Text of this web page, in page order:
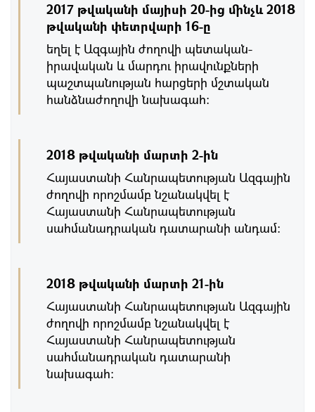
2017 թվականի մայիսի 20-ից մինչև 2018
թվականի փետրվարի 16-ը
եղել է Ազգային ժողովի պետական-
իրավական և մարդու իրավունքների
պաշտպանության հարցերի մշտական
հանձնաժողովի նախագահ:
2018 թվականի մարտի 2-ին
Հայաստանի Հանրապետության Ազգային
ժողովի որոշմամբ նշանակվել է
Հայաստանի Հանրապետության
սահմանադրական դատարանի անդամ:
2018 թվականի մարտի 21-ին
Հայաստանի Հանրապետության Ազգային
ժողովի որոշմամբ նշանակվել է
Հայաստանի Հանրապետության
սահմանադրական դատարանի
նախագահ: